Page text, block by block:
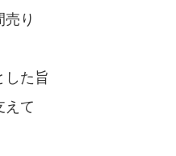
り
した旨
えて